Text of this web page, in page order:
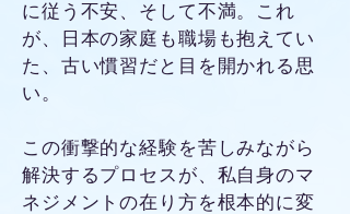
に従う不安、そして不満。これ
が、日本の家庭も職場も抱えてい
た、古い慣習だと目を開かれる思
い。
この衝撃的な経験を苦しみながら
解決するプロセスが、私自身のマ
ネジメントの在り方を根本的に変